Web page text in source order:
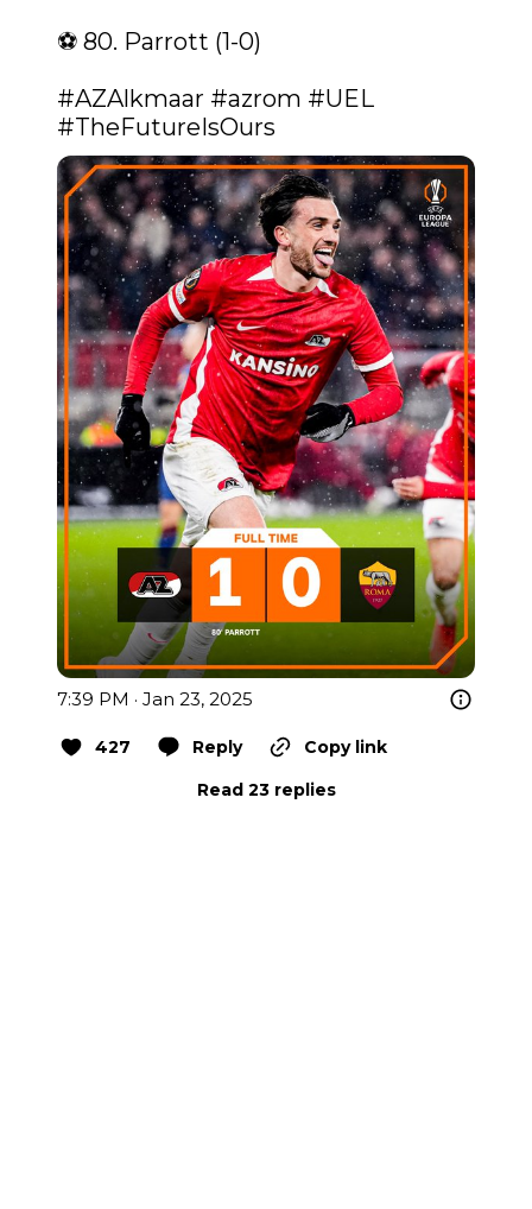
⚽️ 80. Parrott (1-0)
#AZAlkmaar #azrom #UEL
#TheFutureIsOurs
7:39 PM · Jan 23, 2025
427 Reply
Copy link
Read 23 replies